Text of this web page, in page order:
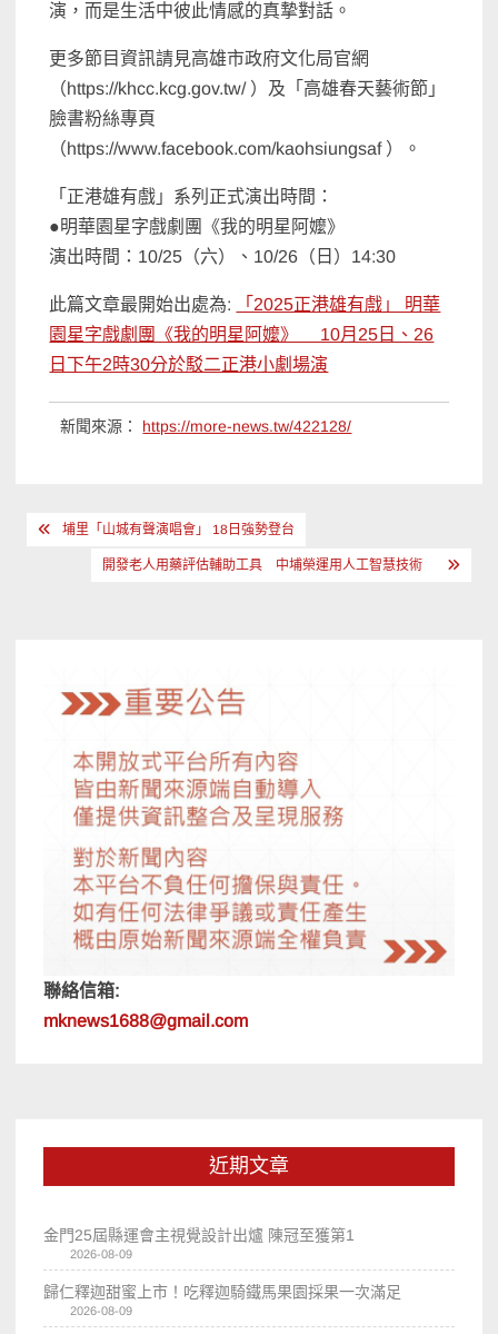
演，而是生活中彼此情感的真摯對話。
更多節目資訊請見高雄市政府文化局官網
（https://khcc.kcg.gov.tw/ ）及「高雄春天藝術節」
臉書粉絲專頁
（https://www.facebook.com/kaohsiungsaf ）。
「正港雄有戲」系列正式演出時間：
●明華園星字戲劇團《我的明星阿嬤》
演出時間：10/25（六）、10/26（日）14:30
此篇文章最開始出處為:
「2025正港雄有戲」 明華
園星字戲劇團《我的明星阿嬤》 10月25日、26
日下午2時30分於駁二正港小劇場演
新聞來源： https://more-news.tw/422128/
文 埔里「山城有聲演唱會」 18日強勢登台
開發老人用藥評估輔助工具 中埔榮運用人工智慧技術
聯絡信箱:
mknews1688@gmail.com
近期文章
金門25屆縣運會主視覺設計出爐 陳冠至獲第1
2026-08-09
歸仁釋迦甜蜜上市！吃釋迦騎鐵馬果園採果一次滿足
2026-08-09